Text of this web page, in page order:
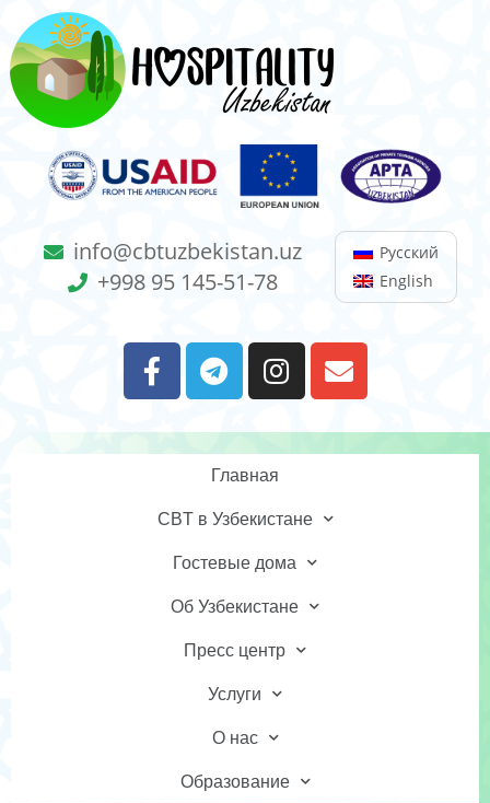
info@cbtuzbekistan.uz
+998 95 145-51-78
Русский
English
Главная
CBT в Узбекистане
Гостевые дома
Об Узбекистане
Пресс центр
Услуги
О нас
Образование